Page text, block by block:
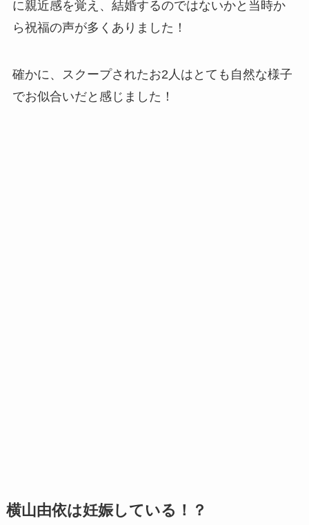
に親近感を覚え、結婚するのではないかと当時か
ら祝福の声が多くありました！
確かに、スクープされたお2人はとても自然な様子
でお似合いだと感じました！
横山由依は妊娠している！？